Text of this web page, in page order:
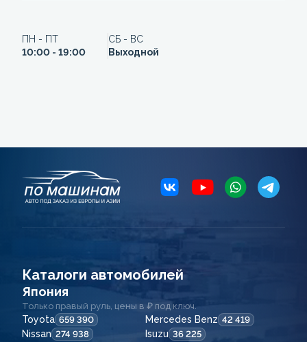
ПН - ПТ
10:00 - 19:00
СБ - ВС
Выходной
Каталоги автомобилей
Япония
Только правый руль, цены в ₽ под ключ.
Toyota 659 390 Mercedes Benz 42 419
Nissan 274 938 Isuzu 36 225